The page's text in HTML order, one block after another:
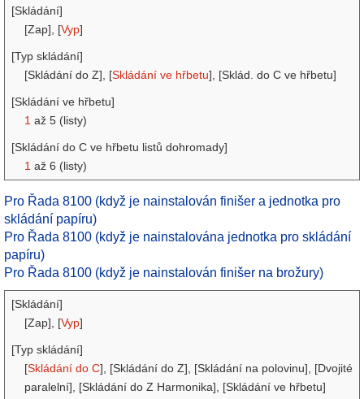
[Skládání]
[Zap], [Vyp]
[Typ skládání]
[Skládání do Z], [Skládání ve hřbetu], [Sklád. do C ve hřbetu]
[Skládání ve hřbetu]
1 až 5 (listy)
[Skládání do C ve hřbetu listů dohromady]
1 až 6 (listy)
Pro Řada 8100 (když je nainstalován finišer a jednotka pro
skládání papíru)
Pro Řada 8100 (když je nainstalována jednotka pro skládání
papíru)
Pro Řada 8100 (když je nainstalován finišer na brožury)
[Skládání]
[Zap], [Vyp]
[Typ skládání]
[Skládání do C], [Skládání do Z], [Skládání na polovinu], [Dvojité
paralelní], [Skládání do Z Harmonika], [Skládání ve hřbetu]